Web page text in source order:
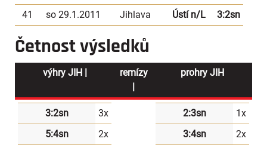
41
so 29.1.2011 Jihlava Ústí n/L 3:2sn
Četnost výsledků
výhry JIH |
remízy
|
prohry JIH
3:2sn
3x
5:4sn
2x
2:3sn
1x
3:4sn
2x